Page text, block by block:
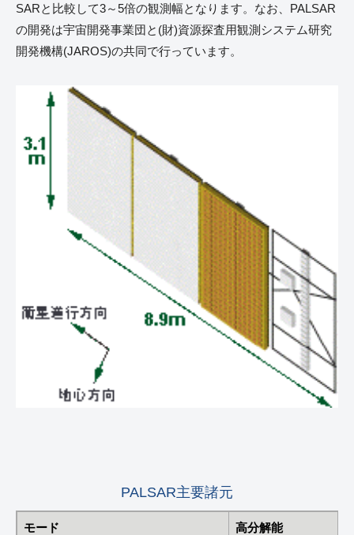
SARと比較して3～5倍の観測幅となります。なお、PALSAR
の開発は宇宙開発事業団と(財)資源探査用観測システム研究
開発機構(JAROS)の共同で行っています。
PALSAR主要諸元
モード 高分解能